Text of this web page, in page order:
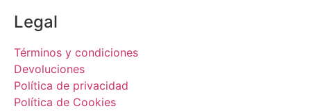
Legal
Términos y condiciones
Devoluciones
Política de privacidad
Política de Cookies